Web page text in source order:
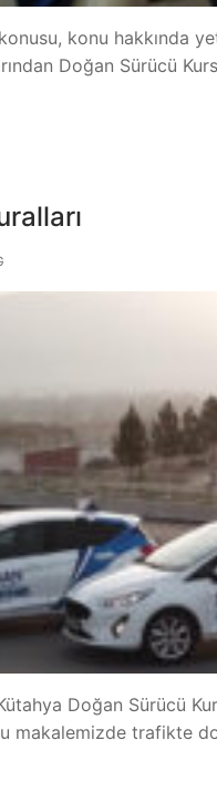
konu hakkında
Doğan Sürücü
Doğan Sürücü
makalemizde trafikte